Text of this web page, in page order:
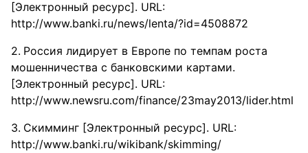
[Электронный ресурс]. URL:
http://www.banki.ru/news/lenta/?id=4508872
Россия лидирует в Европе по темпам роста
мошенничества с банковскими картами.
[Электронный ресурс]. URL:
http://www.newsru.com/finance/23may2013/lider.html
Скимминг [Электронный ресурс]. URL:
http://www.banki.ru/wikibank/skimming/